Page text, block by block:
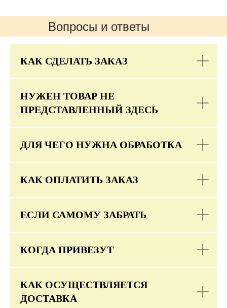
Вопросы и ответы
КАК СДЕЛАТЬ ЗАКАЗ
НУЖЕН ТОВАР НЕ
ПРЕДСТАВЛЕННЫЙ ЗДЕСЬ
ДЛЯ ЧЕГО НУЖНА ОБРАБОТКА
КАК ОПЛАТИТЬ ЗАКАЗ
ЕСЛИ САМОМУ ЗАБРАТЬ
КОГДА ПРИВЕЗУТ
КАК ОСУЩЕСТВЛЯЕТСЯ
ДОСТАВКА